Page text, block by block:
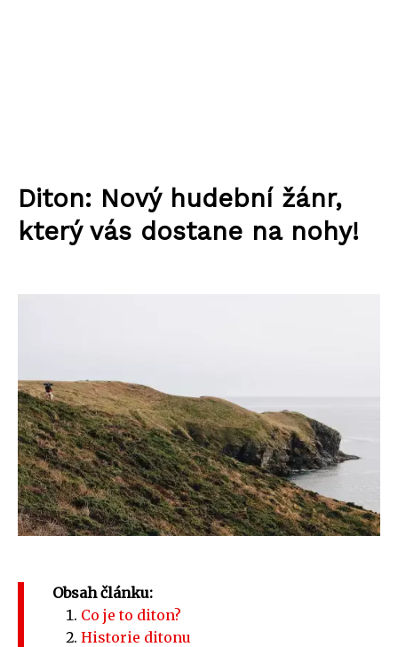
Diton: Nový hudební žánr,
který vás dostane na nohy!
Obsah článku:
Co je to diton?
Historie ditonu